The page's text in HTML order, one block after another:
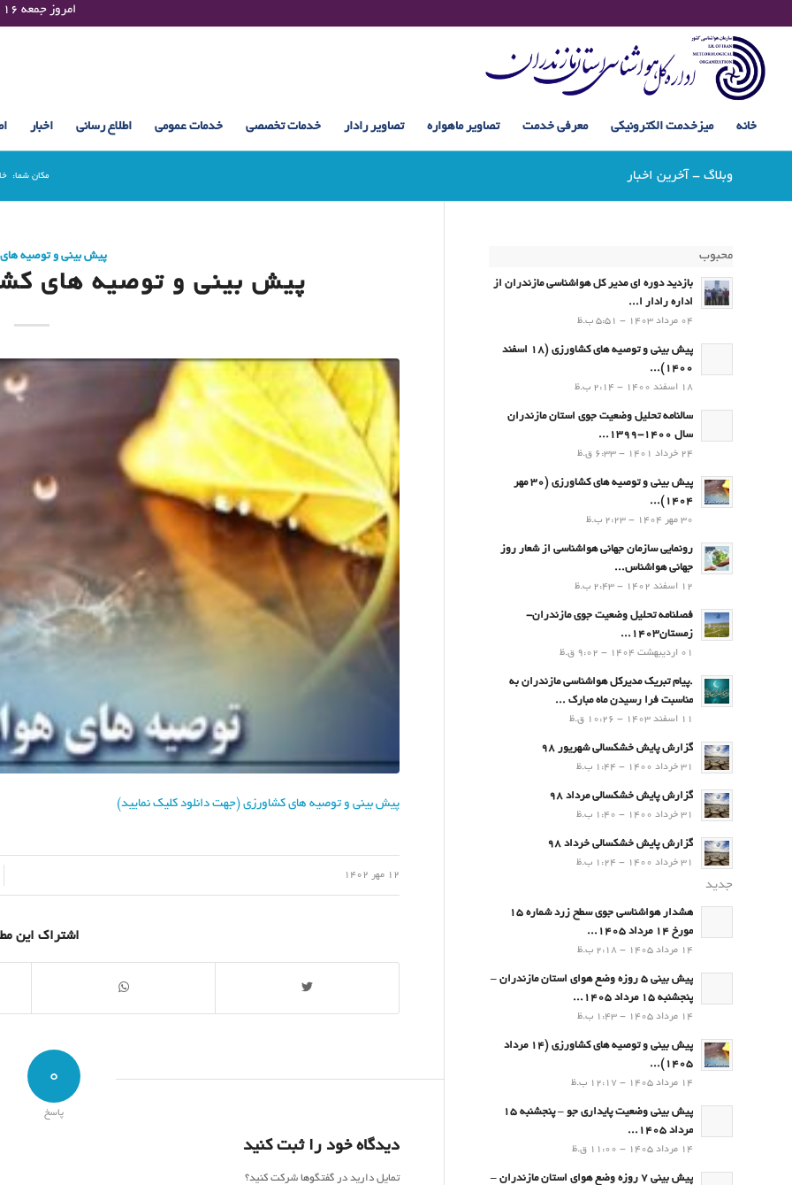
Friday 07 August 2026 , 01:08 UTC ¤¤¤¤ امروز جمعه ۱۶ مرداد ۱۴۰۵ساعت : ۰۱:۰۸
خانه میزخدمت الکترونیکی معرفی خدمت تصاویر ماهواره تصاویر رادار خدمات تخصصی خدمات عمومی اطلاع رسانی اخبار
وبلاگ - آخرین اخبار مکان شما:
پیش بینی و توصیه
پیش بینی و توصیه های کشاورزی
پیش بینی و توصیه های کشاورزی (جهت دانلود کلیک نمایید)
12 مهر 1402
اشتراک این
0
پاسخ
دیدگاه خود را ثبت کنید
تمایل دارید در گفتگوها شرکت کنید؟
محبوب
بازدید دوره ای مدیر کل هواشناسی مازندران از
اداره رادار ا...
04 مرداد 1403 - 5:51 ب.ظ
پیش بینی و توصیه های کشاورزی (18 اسفند
1400)...
18 اسفند 1400 - 2:14 ب.ظ
سالنامه تحلیل وضعیت جوی استان مازندران
سال 1400-1399...
24 خرداد 1401 - 6:33 ق.ظ
پیش بینی و توصیه های کشاورزی (30 مهر
۱۴۰۴)...
30 مهر 1404 - 2:23 ب.ظ
رونمایی سازمان جهانی هواشناسی از شعار روز
جهانی هواشناس...
12 اسفند 1402 - 2:43 ب.ظ
فصلنامه تحلیل وضعیت جوی مازندران-
زمستان۱۴۰۳...
01 اردیبهشت 1404 - 9:02 ق.ظ
.پيام تبريك مدیرکل هواشناسی مازندران به
مناسبت فرا رسيدن ماه مبارك ...
11 اسفند 1403 - 10:26 ق.ظ
گزارش پایش خشکسالی شهریور 98
31 خرداد 1400 - 1:44 ب.ظ
گزارش پایش خشکسالی مرداد 98
31 خرداد 1400 - 1:40 ب.ظ
گزارش پایش خشکسالی خرداد 98
31 خرداد 1400 - 1:24 ب.ظ
جدید
هشدار هواشناسی جوی سطح زرد شماره 15
مورخ 14 مرداد 1405...
14 مرداد 1405 - 2:18 ب.ظ
پیش بینی 5 روزه وضع هوای استان مازندران –
پنجشنبه 15 مرداد 1405...
14 مرداد 1405 - 1:43 ب.ظ
پیش بینی و توصیه های کشاورزی (14 مرداد
۱۴۰۵)...
14 مرداد 1405 - 12:17 ب.ظ
پیش بینی وضعیت پایداری جو – پنجشنبه 15
مرداد 1405...
14 مرداد 1405 - 11:00 ق.ظ
پیش بینی 7 روزه وضع هوای استان مازندران –